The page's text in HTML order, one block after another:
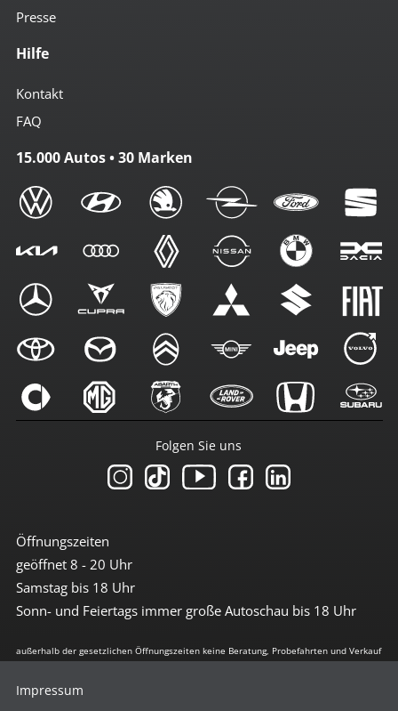
Presse
Hilfe
Kontakt
FAQ
15.000 Autos • 30 Marken
Öffnungszeiten
geöffnet 8 - 20 Uhr
Samstag bis 18 Uhr
Sonn- und Feiertags immer große Autoschau bis 18 Uhr
Folgen Sie uns
außerhalb der gesetzlichen Öffnungszeiten keine Beratung, Probefahrten und Verkauf
Impressum